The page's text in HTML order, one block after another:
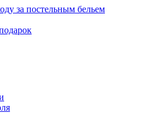
за постельным бельем